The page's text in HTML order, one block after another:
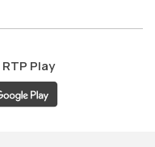
RTP Play